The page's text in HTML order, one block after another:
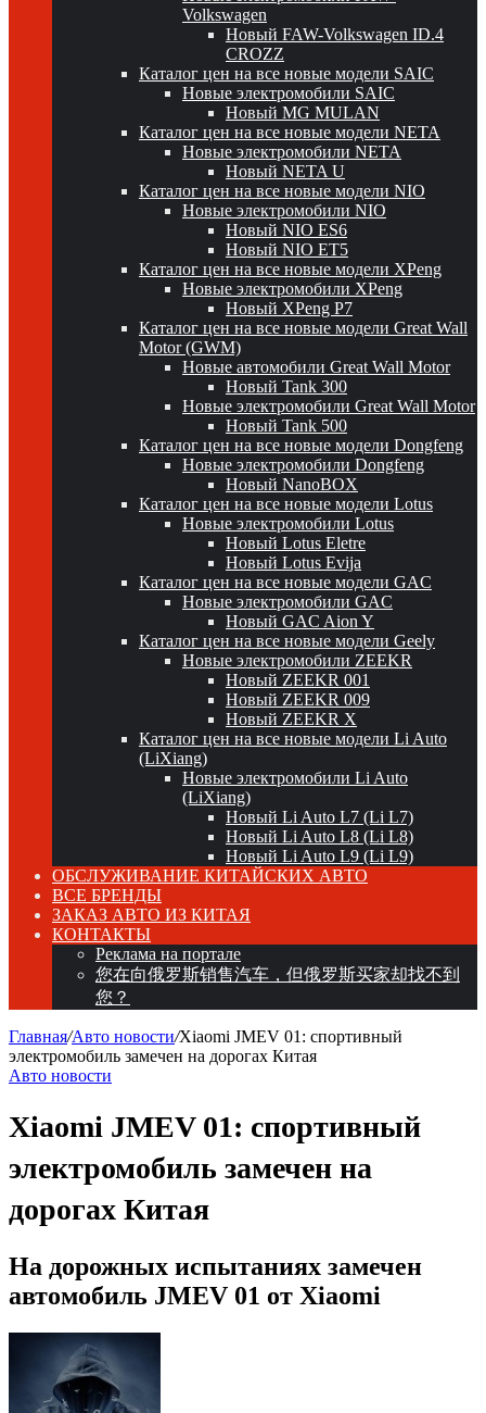
Volkswagen
Новый FAW-Volkswagen ID.4
CROZZ
Каталог цен на все новые модели SAIC
Новые электромобили SAIC
Новый MG MULAN
Каталог цен на все новые модели NETA
Новые электромобили NETA
Новый NETA U
Каталог цен на все новые модели NIO
Новые электромобили NIO
Новый NIO ES6
Новый NIO ET5
Каталог цен на все новые модели XPeng
Новые электромобили XPeng
Новый XPeng P7
Каталог цен на все новые модели Great Wall
Motor (GWM)
Новые автомобили Great Wall Motor
Новый Tank 300
Новые электромобили Great Wall Motor
Новый Tank 500
Каталог цен на все новые модели Dongfeng
Новые электромобили Dongfeng
Новый NanoBOX
Каталог цен на все новые модели Lotus
Новые электромобили Lotus
Новый Lotus Eletre
Новый Lotus Evija
Каталог цен на все новые модели GAC
Новые электромобили GAC
Новый GAC Aion Y
Каталог цен на все новые модели Geely
Новые электромобили ZEEKR
Новый ZEEKR 001
Новый ZEEKR 009
Новый ZEEKR X
Каталог цен на все новые модели Li Auto
(LiXiang)
Новые электромобили Li Auto
(LiXiang)
Новый Li Auto L7 (Li L7)
Новый Li Auto L8 (Li L8)
Новый Li Auto L9 (Li L9)
ОБСЛУЖИВАНИЕ КИТАЙСКИХ АВТО
ВСЕ БРЕНДЫ
ЗАКАЗ АВТО ИЗ КИТАЯ
КОНТАКТЫ
Реклама на портале
您在向俄罗斯销售汽车，但俄罗斯买家却找不到
您？
Главная/Авто новости/Xiaomi JMEV 01: спортивный
электромобиль замечен на дорогах Китая
Авто новости
Xiaomi JMEV 01: спортивный
электромобиль замечен на
дорогах Китая
На дорожных испытаниях замечен
автомобиль JMEV 01 от Xiaomi